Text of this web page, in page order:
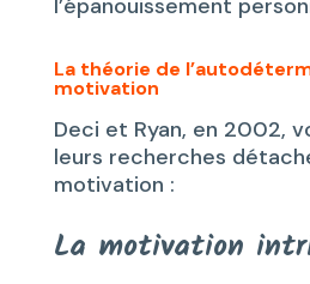
l’épanouissement
La théorie de
motivation
Deci et Ryan, en 2002,
leurs recherches
motivation :
La motivation